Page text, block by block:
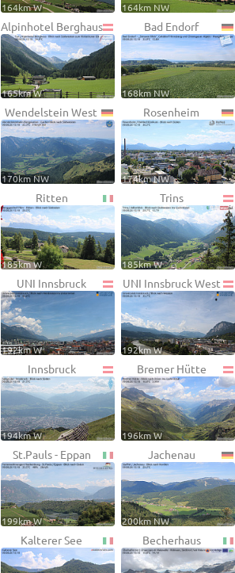
164km W 164km NW
Alpinhotel Berghaus
165km W
Bad Endorf
168km NW
Wendelstein West
170km NW
Rosenheim
174km NW
Ritten
185km W
Trins
185km W
UNI Innsbruck
192km W
UNI Innsbruck West
192km W
Innsbruck
194km W
Bremer Hütte
196km W
St.Pauls - Eppan
199km W
Jachenau
200km NW
Kalterer See Becherhaus